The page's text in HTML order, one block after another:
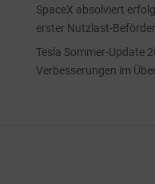
SpaceX absolviert
erster Nutzlast-
Tesla Sommer-Update
Verbesserungen im